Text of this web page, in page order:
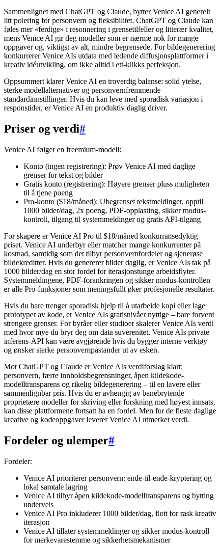
Sammenlignet med ChatGPT og Claude, bytter Venice AI generelt
litt polering for personvern og fleksibilitet. ChatGPT og Claude kan
føles mer «ferdige» i resonnering i grensetilfeller og litterær kvalitet,
mens Venice AI gir deg modeller som er nærme nok for mange
oppgaver og, viktigst av alt, mindre begrensede. For bildegenerering
konkurrerer Venice AIs utdata med ledende diffusjonsplattformer i
kreativ idéutvikling, om ikke alltid i ett-klikks perfeksjon.
Oppsummert klarer Venice AI en troverdig balanse: solid ytelse,
sterke modellalternativer og personvernfremmende
standardinnstillinger. Hvis du kan leve med sporadisk variasjon i
responstider, er Venice AI en produktiv daglig driver.
Priser og verdi#
Venice AI følger en freemium-modell:
Konto (ingen registrering): Prøv Venice AI med daglige
grenser for tekst og bilder
Gratis konto (registrering): Høyere grenser pluss muligheten
til å tjene poeng
Pro-konto ($18/måned): Ubegrenset tekstmeldinger, opptil
1000 bilder/dag, 2x poeng, PDF-opplasting, sikker modus-
kontroll, tilgang til systemmeldinger og gratis API-tilgang
For skapere er Venice AI Pro til $18/måned konkurransedyktig
priset. Venice AI underbyr eller matcher mange konkurrenter på
kostnad, samtidig som det tilbyr personvernfordeler og sjenerøse
bildekreditter. Hvis du genererer bilder daglig, er Venice AIs tak på
1000 bilder/dag en stor fordel for iterasjonstunge arbeidsflyter.
Systemmeldingene, PDF-forankringen og sikker modus-kontrollen
er alle Pro-funksjoner som meningsfullt øker profesjonelle resultater.
Hvis du bare trenger sporadisk hjelp til å utarbeide kopi eller lage
prototyper av kode, er Venice AIs gratisnivåer nyttige – bare forvent
strengere grenser. For byråer eller studioer skalerer Venice AIs verdi
med hvor mye du bryr deg om data suverenitet. Venice AIs private
inferens-API kan være avgjørende hvis du bygger interne verktøy
og ønsker sterke personvernpåstander ut av esken.
Mot ChatGPT og Claude er Venice AIs verdiforslag klart:
personvern, færre innholdsbegrensninger, åpen kildekode-
modelltransparens og rikelig bildegenerering – til en lavere eller
sammenlignbar pris. Hvis du er avhengig av banebrytende
proprietære modeller for skriving eller forskning med høyest innsats,
kan disse plattformene fortsatt ha en fordel. Men for de fleste daglige
kreative og kodeoppgaver leverer Venice AI utmerket verdi.
Fordeler og ulemper#
Fordeler:
Venice AI prioriterer personvern: ende-til-ende-kryptering og
lokal samtale lagring
Venice AI tilbyr åpen kildekode-modelltransparens og bytting
underveis
Venice AI Pro inkluderer 1000 bilder/dag, flott for rask kreativ
iterasjon
Venice AI tillater systemmeldinger og sikker modus-kontroll
for merkevarestemme og sikkerhetsmekanismer